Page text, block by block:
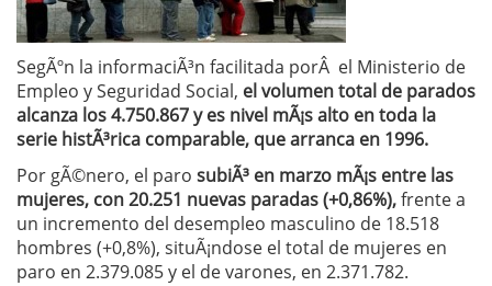
SegÃºn la informaciÃ³n facilitada porÂ el Ministerio de
Empleo y Seguridad Social, el volumen total de parados
alcanza los 4.750.867 y es nivel mÃ¡s alto en toda la
serie histÃ³rica comparable, que arranca en 1996.
Por gÃ©nero, el paro subiÃ³ en marzo mÃ¡s entre las
mujeres, con 20.251 nuevas paradas (+0,86%),frente a
un incremento del desempleo masculino de 18.518
hombres (+0,8%), situÃ¡ndose el total de mujeres en
paro en 2.379.085 y el de varones, en 2.371.782.